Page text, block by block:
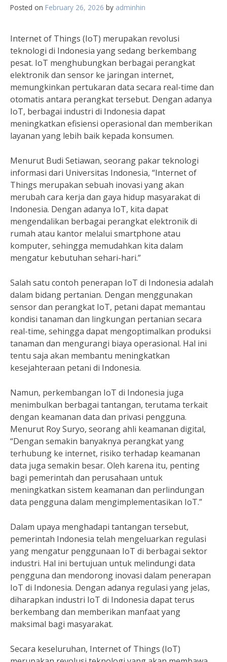
Posted on February 26, 2026 by adminhin
Internet of Things (IoT) merupakan revolusi
teknologi di Indonesia yang sedang berkembang
pesat. IoT menghubungkan berbagai perangkat
elektronik dan sensor ke jaringan internet,
memungkinkan pertukaran data secara real-time dan
otomatis antara perangkat tersebut. Dengan adanya
IoT, berbagai industri di Indonesia dapat
meningkatkan efisiensi operasional dan memberikan
layanan yang lebih baik kepada konsumen.
Menurut Budi Setiawan, seorang pakar teknologi
informasi dari Universitas Indonesia, “Internet of
Things merupakan sebuah inovasi yang akan
merubah cara kerja dan gaya hidup masyarakat di
Indonesia. Dengan adanya IoT, kita dapat
mengendalikan berbagai perangkat elektronik di
rumah atau kantor melalui smartphone atau
komputer, sehingga memudahkan kita dalam
mengatur kebutuhan sehari-hari.”
Salah satu contoh penerapan IoT di Indonesia adalah
dalam bidang pertanian. Dengan menggunakan
sensor dan perangkat IoT, petani dapat memantau
kondisi tanaman dan lingkungan pertanian secara
real-time, sehingga dapat mengoptimalkan produksi
tanaman dan mengurangi biaya operasional. Hal ini
tentu saja akan membantu meningkatkan
kesejahteraan petani di Indonesia.
Namun, perkembangan IoT di Indonesia juga
menimbulkan berbagai tantangan, terutama terkait
dengan keamanan data dan privasi pengguna.
Menurut Roy Suryo, seorang ahli keamanan digital,
“Dengan semakin banyaknya perangkat yang
terhubung ke internet, risiko terhadap keamanan
data juga semakin besar. Oleh karena itu, penting
bagi pemerintah dan perusahaan untuk
meningkatkan sistem keamanan dan perlindungan
data pengguna dalam mengimplementasikan IoT.”
Dalam upaya menghadapi tantangan tersebut,
pemerintah Indonesia telah mengeluarkan regulasi
yang mengatur penggunaan IoT di berbagai sektor
industri. Hal ini bertujuan untuk melindungi data
pengguna dan mendorong inovasi dalam penerapan
IoT di Indonesia. Dengan adanya regulasi yang jelas,
diharapkan industri IoT di Indonesia dapat terus
berkembang dan memberikan manfaat yang
maksimal bagi masyarakat.
Secara keseluruhan, Internet of Things (IoT)